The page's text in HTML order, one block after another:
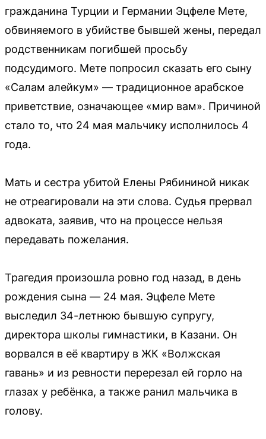
гражданина Турции и Германии Эцфеле Мете,
обвиняемого в убийстве бывшей жены, передал
родственникам погибшей просьбу
подсудимого. Мете попросил сказать его сыну
«Салам алейкум» — традиционное арабское
приветствие, означающее «мир вам». Причиной
стало то, что 24 мая мальчику исполнилось 4
года.
Мать и сестра убитой Елены Рябининой никак
не отреагировали на эти слова. Судья прервал
адвоката, заявив, что на процессе нельзя
передавать пожелания.
Трагедия произошла ровно год назад, в день
рождения сына — 24 мая. Эцфеле Мете
выследил 34-летнюю бывшую супругу,
директора школы гимнастики, в Казани. Он
ворвался в её квартиру в ЖК «Волжская
гавань» и из ревности перерезал ей горло на
глазах у ребёнка, а также ранил мальчика в
голову.